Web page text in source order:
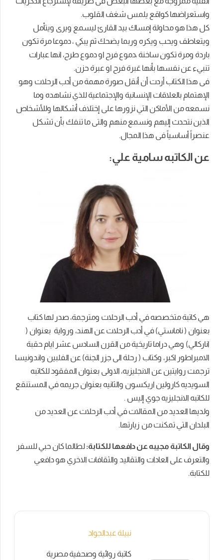
واستعراضها كواقع يلمس شغف القلوب.
كل هذا هو محاولة إمساك بيد القارئ ليسمع ويرى ويتأمل
ويتعاطف ويحب ويكره وربما يضحك ثم يبكي ، دموعا مرة تكون
باردة ومرة تكون ساخنة ،دموع فرح او دموع طرح، انها عبارات
تنبيء عن نفسها بأنها عَبرة فرح او عبرة حزن.
فى هذا الكتاب أردت أن أنقل صورة مهمة من أدب الرحلات وهو
الإهتمام بالعلاقات الإنسانية والإجتماعية للذي نشاهده وما
نسمعه من الأماكن التي نزورها على إختلاف أشكالها وللأشخاص
الذين نتحدث إليهم ونسمع منهم والتى ما تنفك بأن تشكل
عنصراً أساسياً فى هذا المجال.
عن الكاتبه سامية علي:
هي كاتبة متخصصه في أدب الرحلات ومترجمة، صدر لها كتاب
بعنوان ( ناماستي) في أدب الرحلات عن الهند، ورواية بعنوان (
اناركالي) وهي دراما تاريخية من القرن السادس عشر ايام حقبة
الامبراطور اكبر، وكتاب ( رحلة الى جزر الجنة) عن الفلبين واندونيسا
ترجمت روايتين عن الانجليزيه، الاولى بعنوان المفقود للكاتبه
السويديه كارولين اريكسون والثانيه بعنوان جريمه في المستنقع
للكاتبه الانجليزيه جوي إليس .
ولديها العديد من المقالات في أدب الرحلات عن العديد من
البلدان التي تمكنت من زيارتها.
وقال الكاتبة مجيبه عن دافعها للكتابة:لطالما كان حبي للسفر
والتعرف على العادات والتقاليد والثقافات الاخري هو دافعي
للكتابة.
نبيلة عبدالجواد
كاتبة روائية وصحفية مصرية